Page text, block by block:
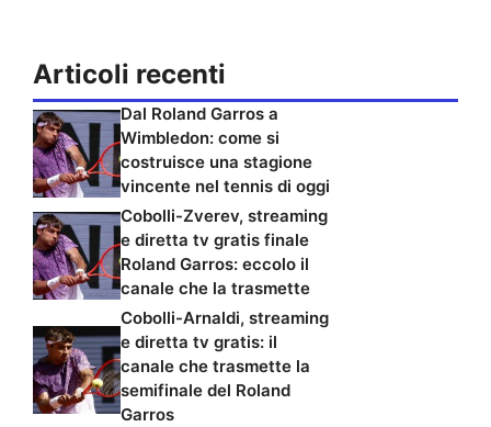
Articoli recenti
Dal Roland Garros a
Wimbledon: come si
costruisce una stagione
vincente nel tennis di oggi
Cobolli-Zverev, streaming
e diretta tv gratis finale
Roland Garros: eccolo il
canale che la trasmette
Cobolli-Arnaldi, streaming
e diretta tv gratis: il
canale che trasmette la
semifinale del Roland
Garros